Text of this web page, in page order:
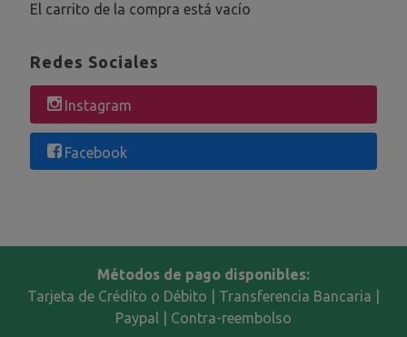
El carrito de la compra está vacío
Redes Sociales
Instagram
Facebook
Métodos de pago disponibles:
Tarjeta de Crédito o Débito | Transferencia Bancaria |
Paypal | Contra-reembolso